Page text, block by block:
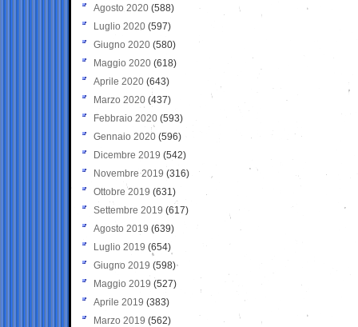
Agosto 2020 (588)
Luglio 2020 (597)
Giugno 2020 (580)
Maggio 2020 (618)
Aprile 2020 (643)
Marzo 2020 (437)
Febbraio 2020 (593)
Gennaio 2020 (596)
Dicembre 2019 (542)
Novembre 2019 (316)
Ottobre 2019 (631)
Settembre 2019 (617)
Agosto 2019 (639)
Luglio 2019 (654)
Giugno 2019 (598)
Maggio 2019 (527)
Aprile 2019 (383)
Marzo 2019 (562)